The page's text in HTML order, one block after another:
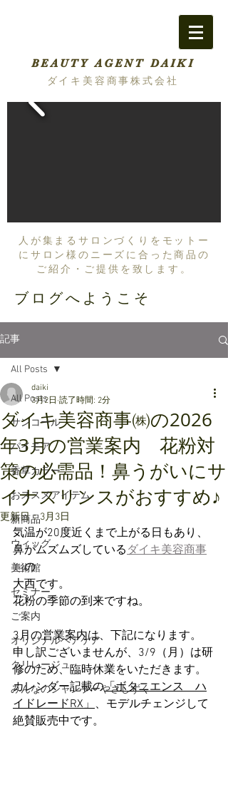
BEAUTY AGENT DAIKI
ダイキ美容商事株式会社
人が集まるサロンづくりをモットー
にサロン様のニーズに合った商品の
ご紹介・ご提供を致します。
ブログへようこそ
記事
All Posts
サンコール
パイモア
香草カラー
おススメアイテム
新商品
ウィッグ
美術館
セミナー
ご案内
オリジナルヘアケア
クリレージュ
みんなのシャンプーやさしずく
All Posts
ダイキ美容商事㈱の2026
年3月の営業案内 花粉対
策の必需品！鼻うがいにサ
イナスリンスがおすすめ♪
daiki
3月2日 読了時間: 2分
更新日：3月3日
気温が20度近くまで上がる日もあり、
鼻がムズムズしているダイキ美容商事
㈱の
大西です。
花粉の季節の到来ですね。
3月の営業案内は、下記になります。
申し訳ございませんが、3/9（月）は研
修のため、臨時休業をいただきます。
カレンダー記載の「ボタニエンス　ハ
イドレードRX」、モデルチェンジして
絶賛販売中です。